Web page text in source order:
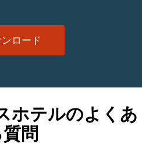
ロード
ホテルのよくあ
質問